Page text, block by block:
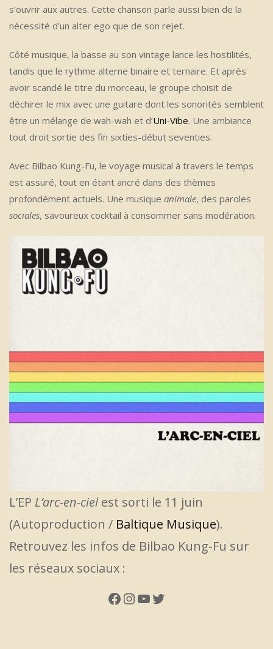
s’ouvrir aux autres. Cette chanson parle aussi bien de la
nécessité d’un alter ego que de son rejet.
Côté musique, la basse au son vintage lance les hostilités,
tandis que le rythme alterne binaire et ternaire. Et après
avoir scandé le titre du morceau, le groupe choisit de
déchirer le mix avec une guitare dont les sonorités semblent
être un mélange de wah-wah et d’Uni-Vibe. Une ambiance
tout droit sortie des fin sixties-début seventies.
Avec Bilbao Kung-Fu, le voyage musical à travers le temps
est assuré, tout en étant ancré dans des thèmes
profondément actuels. Une musique animale, des paroles
sociales, savoureux cocktail à consommer sans modération.
L’EP L’arc-en-cielest sorti le 11 juin
(Autoproduction / Baltique Musique).
Retrouvez les infos de Bilbao Kung-Fu sur
les réseaux sociaux :
Facebook
Instagram
YouTube
Twitter